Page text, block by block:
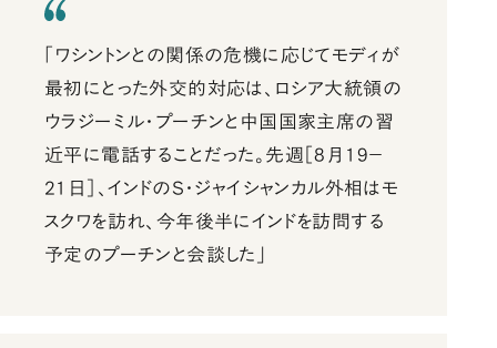
「ワシントンとの関係の危機に応じてモディが
最初にとった外交的対応は、ロシア大統領の
ウラジーミル・プーチンと中国国家主席の習
近平に電話することだった。先週［8月19－
21日］、インドのS・ジャイシャンカル外相はモ
スクワを訪れ、今年後半にインドを訪問する
予定のプーチンと会談した」